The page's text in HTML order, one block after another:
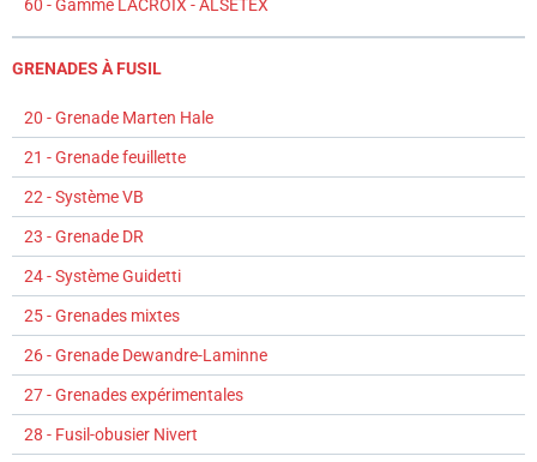
60 - Gamme LACROIX - ALSETEX
GRENADES À FUSIL
20 - Grenade Marten Hale
21 - Grenade feuillette
22 - Système VB
23 - Grenade DR
24 - Système Guidetti
25 - Grenades mixtes
26 - Grenade Dewandre-Laminne
27 - Grenades expérimentales
28 - Fusil-obusier Nivert